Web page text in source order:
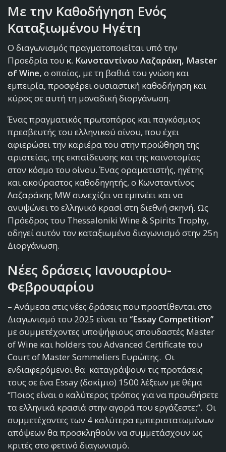
Με την Καθοδήγηση Ενός
Καταξιωμένου Ηγέτη
Ο διαγωνισμός πραγματοποιείται υπό την
Προεδρία του κ. Κωνσταντίνου Λαζαράκη, Master
of Wine, ο οποίος, με τη βαθιά του γνώση και
εμπειρία, προσφέρει ουσιαστική καθοδήγηση και
κύρος σε αυτή τη μοναδική διοργάνωση.
Ένας πραγματικός πρωτοπόρος και παγκόσμιος
πρεσβευτής του ελληνικού οίνου, που έχει
αφιερώσει την καριέρα του στην προώθηση της
αριστείας, της εκπαίδευσης και της καινοτομίας
στον κόσμο του οίνου. Ένας οραματιστής, ηγέτης
και ακούραστος καθοδηγητής, ο Κωνσταντίνος
Λαζαράκης MW συνεχίζει να εμπνέει και να
ανυψώνει το ελληνικό κρασί στη διεθνή σκηνή. Ως
Πρόεδρος του Thessaloniki Wine & Spirits Trophy,
οδηγεί αυτόν τον καταξιωμένο διαγωνισμό στην 25η
Διοργάνωση.
Νέες δράσεις Ιανουαρίου-
Φεβρουαρίου
– Ανάμεσα στις νέες δράσεις που προστίθενται στο
Διαγωνισμό του 2025 είναι το ‘’Essay Competition’’
με συμμετέχοντες υποψήφιους σπουδαστές Master
of Wine και holders του Advanced Certificate του
Court of Master Sommeliers Ευρώπης. Οι
ενδιαφερόμενοι θα καταγράψουν τις προτάσεις
τους σε ένα Essay (δοκίμιο) 1500 λέξεων με θέμα
‘’Ποιος είναι ο καλύτερος τρόπος για να προωθήσετε
τα ελληνικά κρασιά στην αγορά που εργάζεστε;’’. Οι
συμμετέχοντες των 4 καλύτερα εμπεριστατωμένων
απόψεων θα προσκληθούν να συμμετάσχουν ως
κριτές στο φετινό διαγωνισμό.